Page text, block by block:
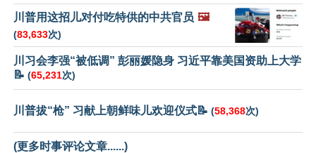
川普用这招儿对付吃特供的中共官员 🖼️
(83,633次)
川习会李强“被低调” 彭丽媛隐身 习近平靠美国资助上大学
📝 (65,231次)
川普拔“枪” 习献上朝鲜味儿欢迎仪式📝 (58,368次)
(更多时事评论文章......)